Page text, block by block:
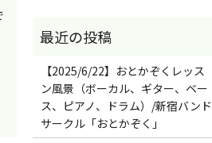
【2025/6/22】おとかぞくレッス
ン風景（ボーカル、ギター、ベー
ス、ピアノ、ドラム）/新宿バンド
サークル「おとかぞく」